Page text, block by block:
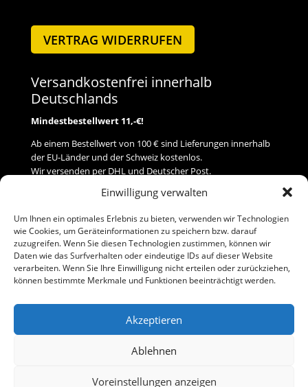
Einwilligung verwalten
Um Ihnen ein optimales Erlebnis zu bieten, verwenden wir Technologien
wie Cookies, um Geräteinformationen zu speichern bzw. darauf
zuzugreifen. Wenn Sie diesen Technologien zustimmen, können wir
Daten wie das Surfverhalten oder eindeutige IDs auf dieser Website
verarbeiten. Wenn Sie Ihre Einwilligung nicht erteilen oder zurückziehen,
können bestimmte Merkmale und Funktionen beeinträchtigt werden.
Akzeptieren
Ablehnen
Voreinstellungen anzeigen
VERTRAG WIDERRUFEN
Versandkostenfrei innerhalb
Deutschlands
Mindestbestellwert 11,-€!
Ab einem Bestellwert von 100 € sind Lieferungen innerhalb
der EU-Länder und der Schweiz kostenlos.
Wir versenden per DHL und Deutscher Post.
Versand
Zahlung
Baumann Modellspielwaren
Telefon (0 91 61) 33 84